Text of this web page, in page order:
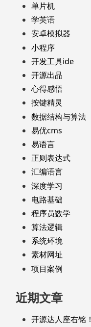
单片机
学英语
安卓模拟器
小程序
开发工具ide
开源出品
心得感悟
按键精灵
数据结构与算法
易优cms
易语言
正则表达式
汇编语言
深度学习
电路基础
程序员数学
算法逻辑
系统环境
素材网址
项目案例
近期文章
开源达人座右铭！